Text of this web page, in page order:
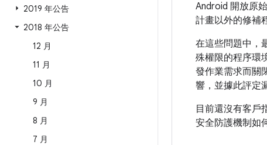
2019 年公告
2018 年公告
12 月
11 月
10 月
9 月
8 月
7 月
Android 開放原
計畫以外的修補
在這些問題中，
殊權限的程序環
發作業需求而關
響，並據此評定
目前還沒有客戶
安全防護機制如